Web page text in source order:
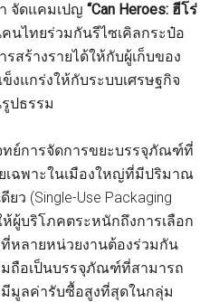
จัดแคมเปญ“Can Heroes: ฮีโร่
นไทยร่วมกันรีไซเคิลกระป๋อ
สร้างรายได้ให้กับผู้เก็บของ
งแกร่งให้กับระบบเศรษฐกิจ
ปธรรม
ย์การจัดการขยะบรรจุภัณฑ์ที่
เฉพาะในเมืองใหญ่ที่มีปริมาณ
ว (Single-Use Packaging
ห้ผู้บริโภคตระหนักถึงการเลือก
หลายหน่วยงานต้องร่วมกัน
ถือเป็นบรรจุภัณฑ์ที่สามารถ
มีมูลค่ารับซื้อสูงที่สุดในกลุ่ม